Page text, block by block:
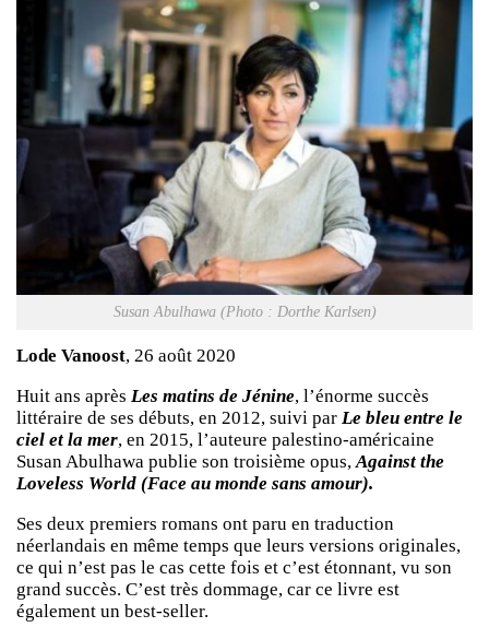
Susan Abulhawa (Photo : Dorthe Karlsen)
Lode Vanoost, 26 août 2020
Huit ans après Les matins de Jénine, l’énorme succès
littéraire de ses débuts, en 2012, suivi par Le bleu entre le
ciel et la mer, en 2015, l’auteure palestino-américaine
Susan Abulhawa publie son troisième opus,Against the
Loveless World (Face au monde sans amour).
Ses deux premiers romans ont paru en traduction
néerlandais en même temps que leurs versions originales,
ce qui n’est pas le cas cette fois et c’est étonnant, vu son
grand succès. C’est très dommage, car ce livre est
également un best-seller.